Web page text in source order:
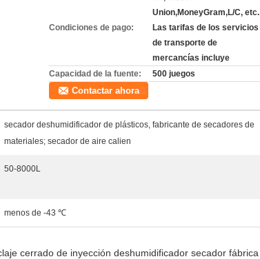
Condiciones de pago:
Union,MoneyGram,L/C, etc.
Las tarifas de los servicios
de transporte de
mercancías incluye
Capacidad de la fuente:
500 juegos
Contactar ahora
secador deshumidificador de plásticos, fabricante de secadores de
materiales; secador de aire calien
50-8000L
menos de -43 ℃
cerrado de inyección deshumidificador secador fábrica